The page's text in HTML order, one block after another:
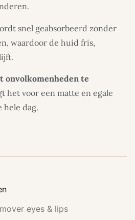
snel geabsorbeerd zonder
waardoor de huid fris,
onvolkomenheden te
het voor een matte en egale
dag.